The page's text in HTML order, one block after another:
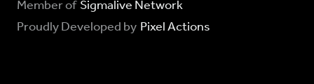
Member of Sigmalive Network
Proudly Developed by Pixel Actions